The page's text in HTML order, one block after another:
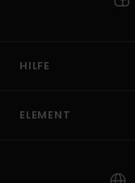
HILFE
ELEMENT